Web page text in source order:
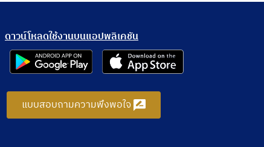
ดาวน์โหลดใช้งานบนแอปพลิเคชัน
แบบสอบถามความพึงพอใจ